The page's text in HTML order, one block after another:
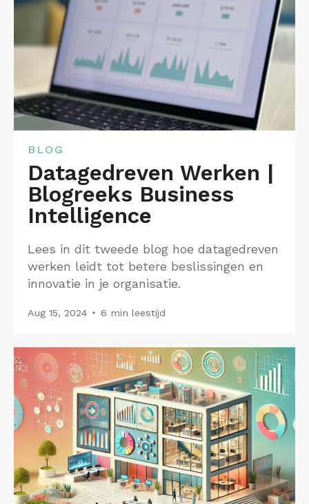
BLOG
Datagedreven Werken |
Blogreeks Business
Intelligence
Lees in dit tweede blog hoe datagedreven
werken leidt tot betere beslissingen en
innovatie in je organisatie.
Aug 15, 2024 6 min leestijd